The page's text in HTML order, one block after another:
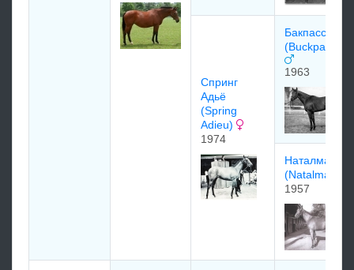
Спринг
Адьё
(Spring
Adieu)
1974
Бакпассер
(Buckpasser)
1963
Наталма
(Natalma)
1957